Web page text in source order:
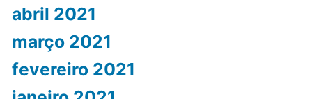
abril 2021
março 2021
fevereiro 2021